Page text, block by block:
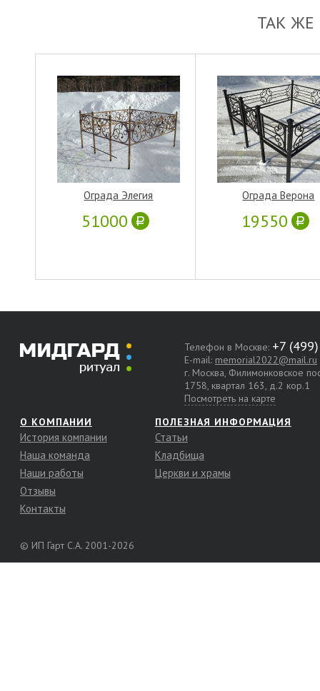
ТАК
Ограда Элегия
51000
Ограда Верона
19550
Телефон в Москве:
E-mail: memorial2022@mail.ru
г. Москва, Филимонковское
1758, квартал 163, д.2 кор.1
Посмотреть на карте
О КОМПАНИИ
История компании
Наша команда
Наши работы
Отзывы
Контакты
ПОЛЕЗНАЯ ИНФОРМАЦИЯ
Статьи
Кладбища
Церкви и храмы
© ИП Гарт С.А. 2001-2026